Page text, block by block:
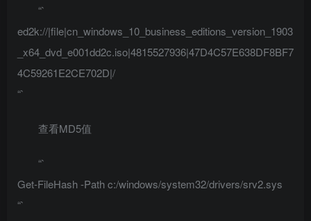
“`
ed2k://|file|cn_windows_10_business_editions_version_1903
_x64_dvd_e001dd2c.iso|4815527936|47D4C57E638DF8BF7
4C59261E2CE702D|/
“`
查看MD5值
“`
Get-FileHash -Path c:/windows/system32/drivers/srv2.sys
“`